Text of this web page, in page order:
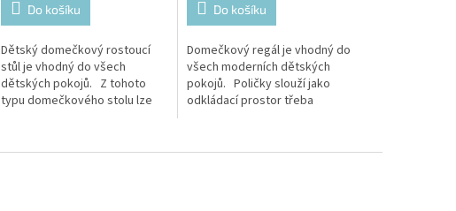
Do košíku
Dětský domečkový rostoucí
stůl je vhodný do všech
dětských pokojů. Z tohoto
typu domečkového stolu lze
Do košíku
Domečkový regál je vhodný do
všech moderních dětských
pokojů. Poličky slouží jako
odkládací prostor třeba